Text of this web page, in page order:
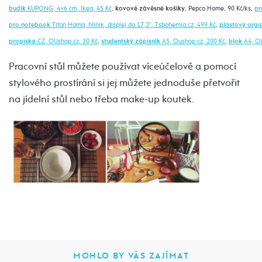
budík KUPONG, 4×6 cm, Ikea, 45 Kč, kovové závěsné košíky, Pepco Home, 90 Kč/ks,
pro notebook Titan Hama, hliník, displej do 17,3“, Tsbohemia.cz, 499 Kč, plastový
propiska CZ, OUshop.cz, 30 Kč, studentský zápisník A5, Oushop.cz, 200 Kč, blok A4,
Pracovní stůl můžete používat víceúčelově a pomocí
stylového prostírání si jej můžete jednoduše přetvořit
na jídelní stůl nebo třeba make-up koutek.
MOHLO BY VÁS ZAJÍMAT